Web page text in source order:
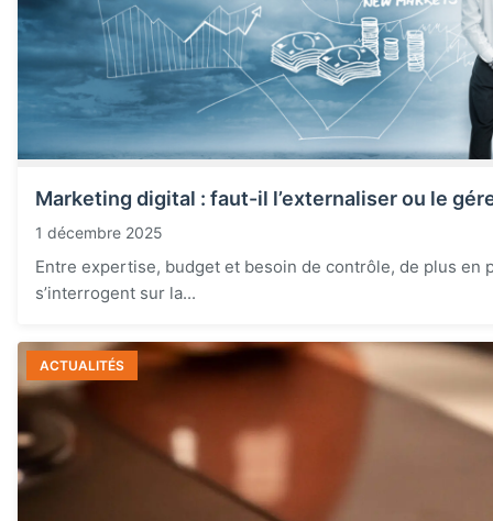
Marketing digital : faut-il l’externaliser ou le
1 décembre 2025
Entre expertise, budget et besoin de contrôle, de plus en
s’interrogent sur la...
ACTUALITÉS